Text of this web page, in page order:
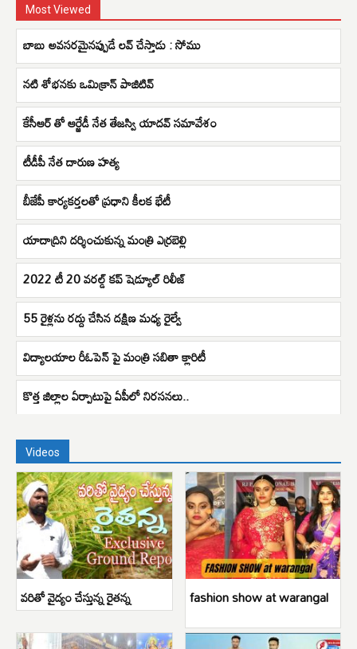
Most Viewed
బాబు అవసరమైనప్పుడే లవ్ చేస్తాడు : సోము
నటి శోభనకు ఒమిక్రాన్ పాజిటివ్
కేసీఆర్ తో ఆర్జేడీ నేత తేజస్వి యాదవ్ సమావేశం
టీడీపీ నేత దారుణ హత్య
బీజేపీ కార్యకర్తలతో ప్రధాని కీలక భేటీ
యాదాద్రిని ద‌ర్శించుకున్న మంత్రి ఎర్ర‌బెల్లి
2022 టీ 20 వరల్డ్ కప్ షెడ్యూల్ రిలీజ్
55 రైళ్లను రద్దు చేసిన దక్షిణ మధ్య రైల్వే
విద్యాలయాల రీఓపెన్ పై మంత్రి సబితా క్లారిటీ
కొత్త జిల్లాల ఏర్పాటుపై ఏపీలో నిరసనలు..
Videos
వరితో వైద్యం చేస్తున్న రైతన్న fashion show at warangal